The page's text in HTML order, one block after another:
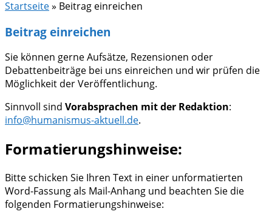
Startseite» Beitrag einreichen
Beitrag einreichen
Sie können gerne Aufsätze, Rezensionen oder
Debattenbeiträge bei uns einreichen und wir prüfen die
Möglichkeit der Veröffentlichung.
Sinnvoll sind Vorabsprachen mit der Redaktion:
info@humanismus-aktuell.de.
Formatierungshinweise:
Bitte schicken Sie Ihren Text in einer unformatierten
Word-Fassung als Mail-Anhang und beachten Sie die
folgenden Formatierungshinweise: